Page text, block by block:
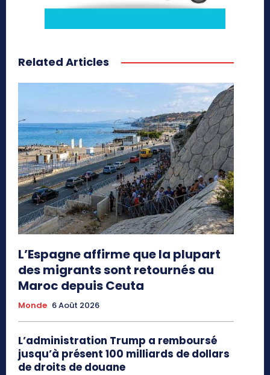
Related Articles
L’Espagne affirme que la plupart
des migrants sont retournés au
Maroc depuis Ceuta
Monde 6 Août 2026
L’administration Trump a remboursé
jusqu’à présent 100 milliards de dollars
de droits de douane